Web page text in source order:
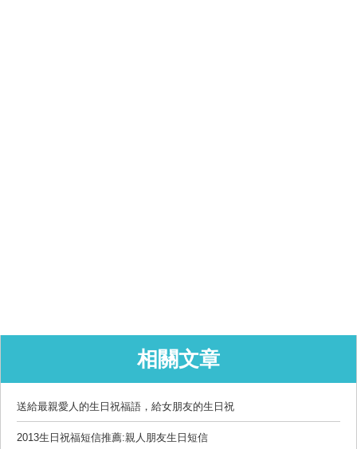
相關文章
送給最親愛人的生日祝福語，給女朋友的生日祝
2013生日祝福短信推薦:親人朋友生日短信